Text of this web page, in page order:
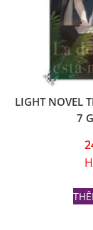
LIGHT NOVEL
7